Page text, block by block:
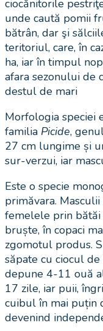
ciocănitorile
unde caută pomii
bătrân, dar şi
teritoriul, care, în
ha, iar în timpul
afara sezonului de
destul de mari
Morfologia speciei
familia Picide,
27 cm lungime și
sur-verzui, iar
Este o specie
primăvara.
femelele prin bătăi
bruște, în copaci
zgomotul produs.
săpate cu ciocul
depune 4-11 ouă
17 zile, iar puii,
cuibul în mai puțin
devenind